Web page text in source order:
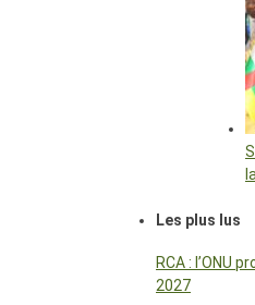
Les plus lus
RCA : l’ONU
2027